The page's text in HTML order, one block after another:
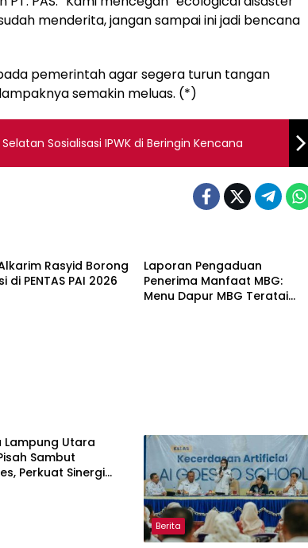
menderita, jangan sampai ini jadi bencana
pemerintah agar segera turun tangan
semakin meluas. (*)
Sosialisasi IPWK di Beringin Kencana
Rasyid Borong
di PENTAS PAI 2026
Laporan Pengaduan
Penerima Manfaat MBG:
Menu Dapur MBG Teratai
Lampung Utara
Sambut
Perkuat Sinergi
Berita